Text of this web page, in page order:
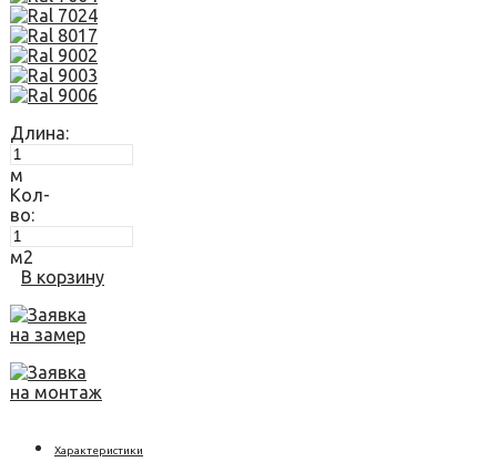
Длина:
м
Кол-
во:
м2
В корзину
Заявка
на замер
Заявка
на монтаж
Характеристики